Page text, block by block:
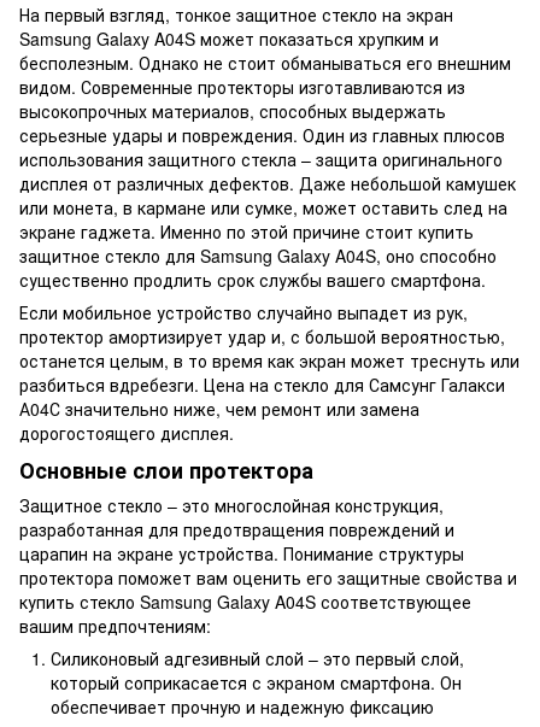
На первый взгляд, тонкое защитное стекло на экран
Samsung Galaxy A04S может показаться хрупким и
бесполезным. Однако не стоит обманываться его внешним
видом. Современные протекторы изготавливаются из
высокопрочных материалов, способных выдержать
серьезные удары и повреждения. Один из главных плюсов
использования защитного стекла – защита оригинального
дисплея от различных дефектов. Даже небольшой камушек
или монета, в кармане или сумке, может оставить след на
экране гаджета. Именно по этой причине стоит купить
защитное стекло для Samsung Galaxy A04S, оно способно
существенно продлить срок службы вашего смартфона.
Если мобильное устройство случайно выпадет из рук,
протектор амортизирует удар и, с большой вероятностью,
останется целым, в то время как экран может треснуть или
разбиться вдребезги. Цена на стекло для Самсунг Галакси
А04С значительно ниже, чем ремонт или замена
дорогостоящего дисплея.
Основные слои протектора
Защитное стекло – это многослойная конструкция,
разработанная для предотвращения повреждений и
царапин на экране устройства. Понимание структуры
протектора поможет вам оценить его защитные свойства и
купить стекло Samsung Galaxy A04S соответствующее
вашим предпочтениям:
Силиконовый адгезивный слой – это первый слой,
который соприкасается с экраном смартфона. Он
обеспечивает прочную и надежную фиксацию